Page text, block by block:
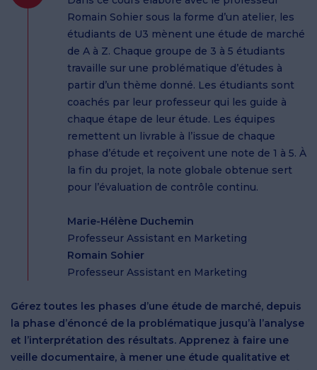
Romain Sohier sous la forme d’un atelier, les
étudiants de U3 mènent une étude de marché
de A à Z. Chaque groupe de 3 à 5 étudiants
travaille sur une problématique d’études à
partir d’un thème donné. Les étudiants sont
coachés par leur professeur qui les guide à
chaque étape de leur étude. Les équipes
remettent un livrable à l’issue de chaque
phase d’étude et reçoivent une note de 1 à 5. À
la fin du projet, la note globale obtenue sert
pour l’évaluation de contrôle continu.
Marie-Hélène Duchemin
Professeur Assistant en Marketing
Romain Sohier
Professeur Assistant en Marketing
Gérez toutes les phases d’une étude de marché, depuis
la phase d’énoncé de la problématique jusqu’à l’analyse
et l’interprétation des résultats. Apprenez à faire une
veille documentaire, à mener une étude qualitative et